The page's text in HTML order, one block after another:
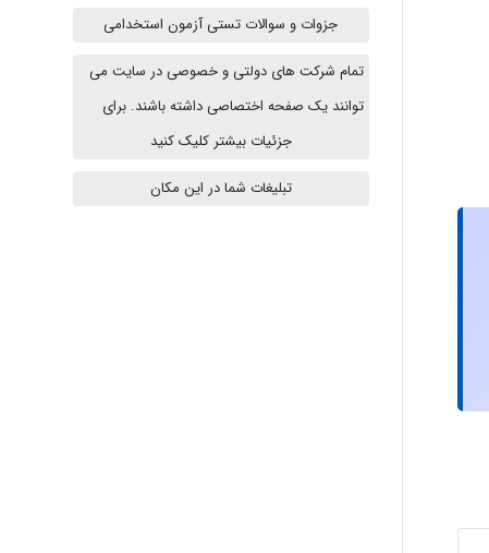
aghajari vahid
HaddadiMahsa
جزوات و سوالات تستی آزمون استخدامی
تمام شرکت های دولتی و خصوصی در سایت می
توانند یک صفحه اختصاصی داشته باشند. برای
جزئیات بیشتر کلیک کنید
تبلیغات شما در این مکان